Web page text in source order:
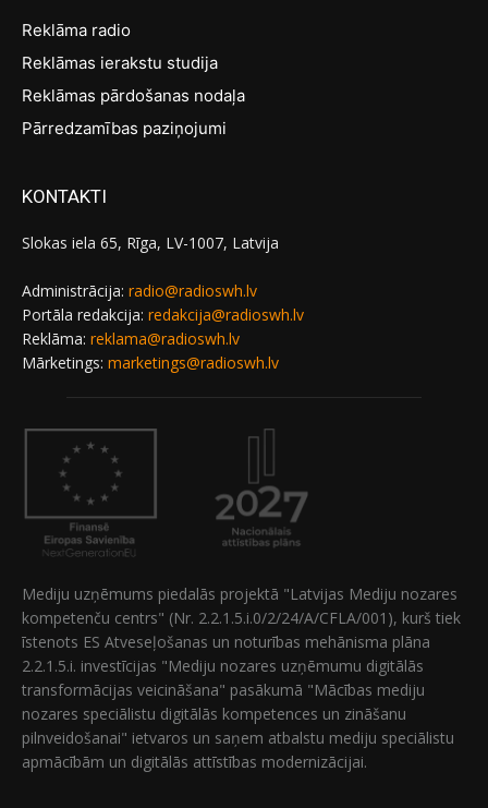
Reklāma radio
Reklāmas ierakstu studija
Reklāmas pārdošanas nodaļa
Pārredzamības paziņojumi
KONTAKTI
Slokas iela 65, Rīga, LV-1007, Latvija
Administrācija: radio@radioswh.lv
Portāla redakcija: redakcija@radioswh.lv
Reklāma: reklama@radioswh.lv
Mārketings: marketings@radioswh.lv
Mediju uzņēmums piedalās projektā "Latvijas Mediju nozares
kompetenču centrs" (Nr. 2.2.1.5.i.0/2/24/A/CFLA/001), kurš tiek
īstenots ES Atveseļošanas un noturības mehānisma plāna
2.2.1.5.i. investīcijas "Mediju nozares uzņēmumu digitālās
transformācijas veicināšana" pasākumā "Mācības mediju
nozares speciālistu digitālās kompetences un zināšanu
pilnveidošanai" ietvaros un saņem atbalstu mediju speciālistu
apmācībām un digitālās attīstības modernizācijai.